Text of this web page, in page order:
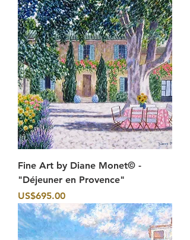
Fine Art by Diane Monet© -
"Déjeuner en Provence"
價格
US$695.00